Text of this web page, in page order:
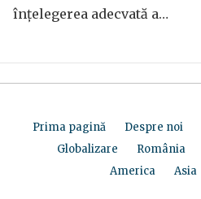
înțelegerea adecvată a…
Prima pagină Despre noi
Globalizare
România
America
Asia